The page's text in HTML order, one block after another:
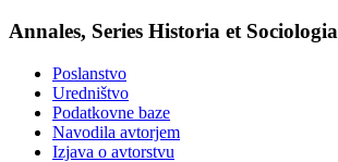
Annales, Series Historia et Sociologia
Poslanstvo
Uredništvo
Podatkovne baze
Navodila avtorjem
Izjava o avtorstvu